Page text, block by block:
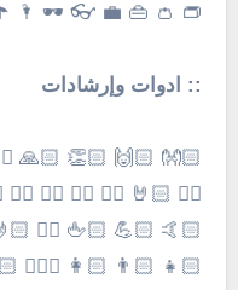
👛 👜 💼 👓 🕶 🌂 ☂️
:: ادوات وإرشادات
✊🏻 🤛🏻 🤜🏻 🤞🏻
✋🏻 🤚🏻 🖐🏻 🖖🏻 👋🏻
👂🏻 👃🏻 👶🏻 👦🏻
👵🏻 👲🏻 👳🏻‍♀️ 👳🏻